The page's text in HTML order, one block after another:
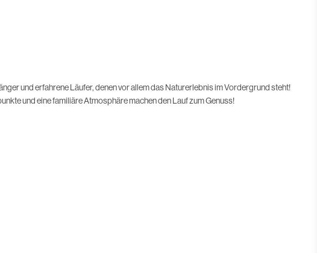
und erfahrene Läufer, denen vor allem das Naturerlebnis im Vordergrund steht!
und eine familiäre Atmosphäre machen den Lauf zum Genuss!